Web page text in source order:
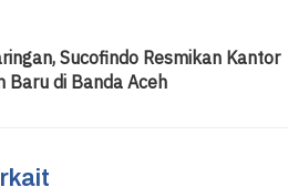
Sucofindo Resmikan Kantor
Baru di Banda Aceh